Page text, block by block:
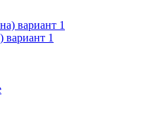
вариант 1